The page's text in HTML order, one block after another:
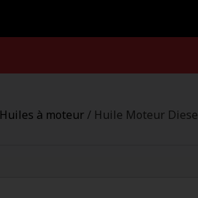
Huiles à moteur/ Huile Moteur